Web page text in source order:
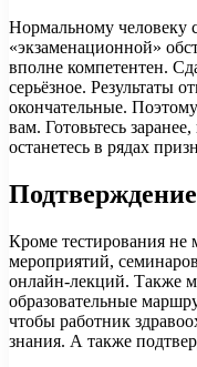
Нормальному человеку
«экзаменационной»
вполне компетентен.
серьёзное. Результаты
окончательные.
вам. Готовьтесь
останетесь в рядах
Кроме тестирования
мероприятий,
онлайн-лекций. Также
образовательные
чтобы работник
знания. А также